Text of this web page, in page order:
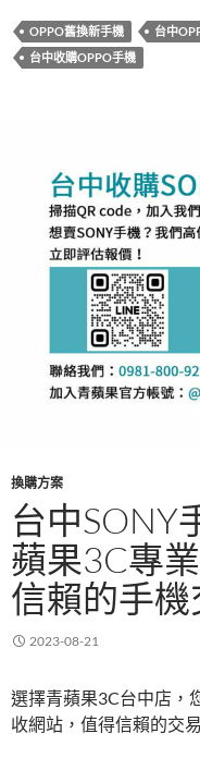
OPPO舊換新手機 台中
台中收購OPPO手機
換購方案
台中SONY
蘋果3C專
信賴的手機
2023-08-21
選擇青蘋果3C台中店，
收網站，值得信賴的交